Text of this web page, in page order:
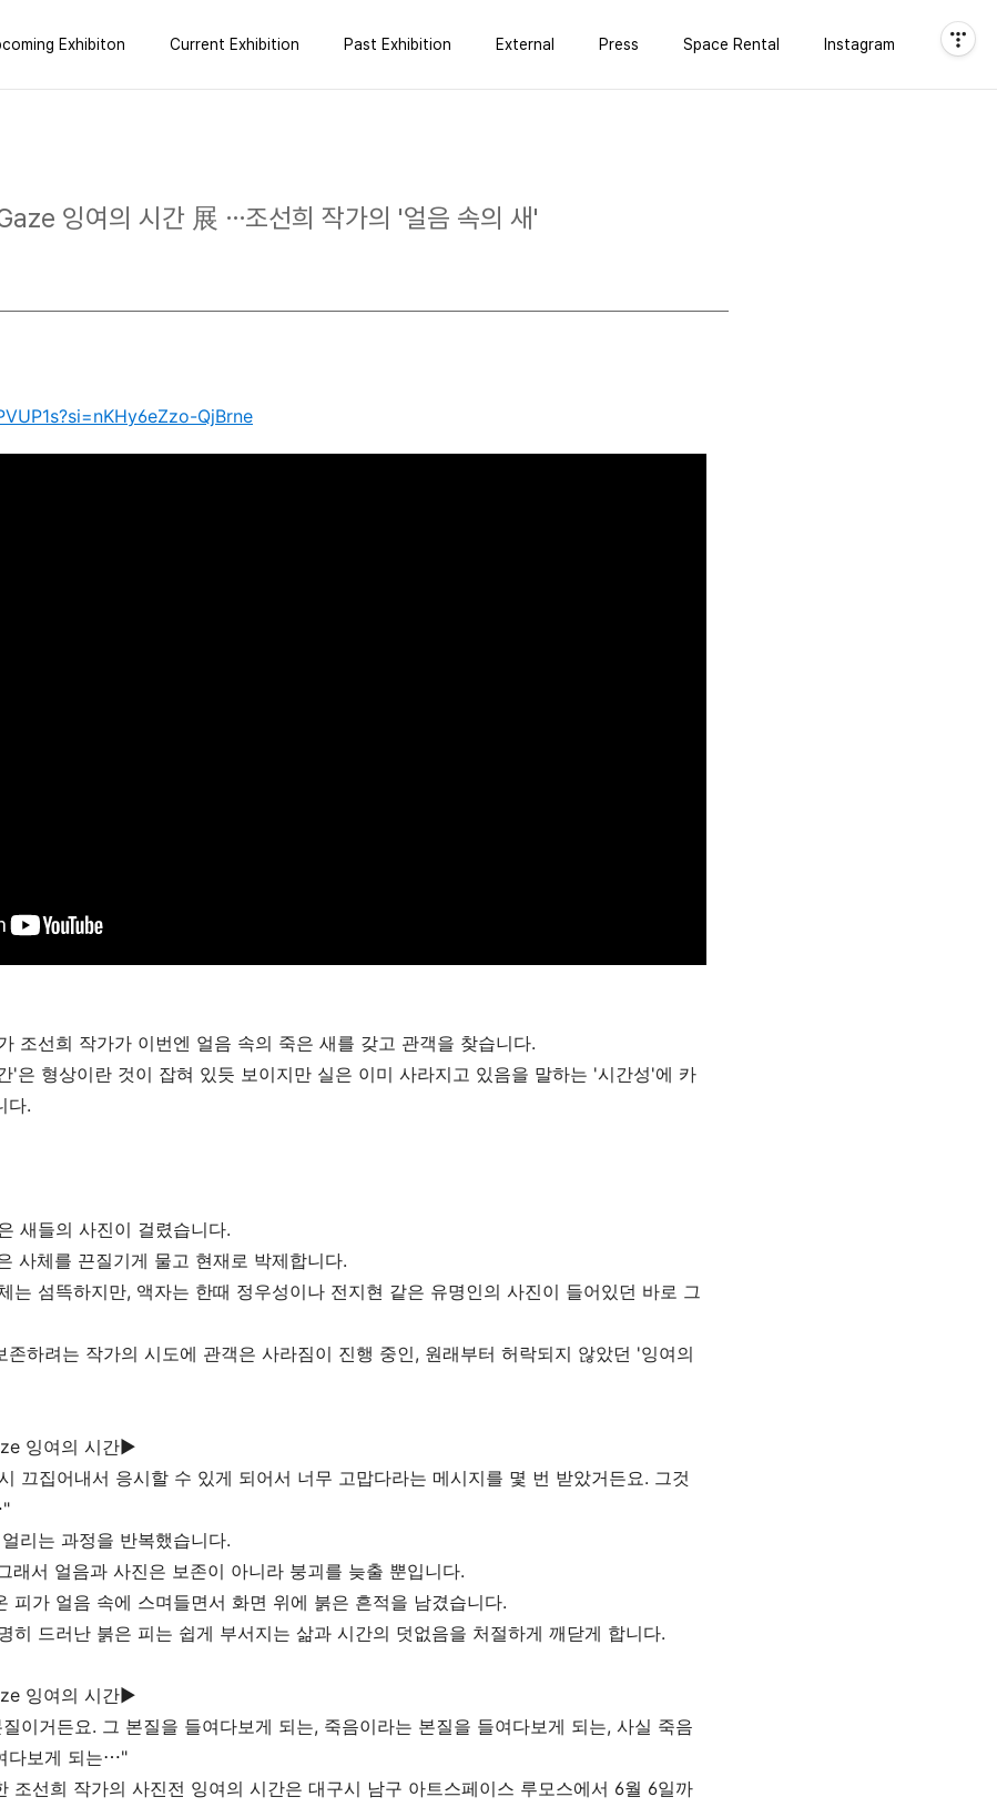
Exhibiton Current Exhibition Past Exhibition External Press Space Rental Instagram
잉여의 시간 展 ⋯조선희 작가의 '얼음 속의 새'
QjBrne
조선희 작가가 이번엔 얼음 속의 죽은 새를 갖고 관객을 찾습니다.
'은 형상이란 것이 잡혀 있듯 보이지만 실은 이미 사라지고 있음을 말하는 '시간성'에 카
다.
새들의 사진이 걸렸습니다.
사체를 끈질기게 물고 현재로 박제합니다.
는 섬뜩하지만, 액자는 한때 정우성이나 전지현 같은 유명인의 사진이 들어있던 바로 그
존하려는 작가의 시도에 관객은 사라짐이 진행 중인, 원래부터 허락되지 않았던 '잉여의
잉여의 시간▶
끄집어내서 응시할 수 있게 되어서 너무 고맙다라는 메시지를 몇 번 받았거든요. 그것
"
리는 과정을 반복했습니다.
래서 얼음과 사진은 보존이 아니라 붕괴를 늦출 뿐입니다.
피가 얼음 속에 스며들면서 화면 위에 붉은 흔적을 남겼습니다.
히 드러난 붉은 피는 쉽게 부서지는 삶과 시간의 덧없음을 처절하게 깨닫게 합니다.
잉여의 시간▶
이거든요. 그 본질을 들여다보게 되는, 죽음이라는 본질을 들여다보게 되는, 사실 죽음
다보게 되는⋯"
조선희 작가의 사진전 잉여의 시간은 대구시 남구 아트스페이스 루모스에서 6월 6일까